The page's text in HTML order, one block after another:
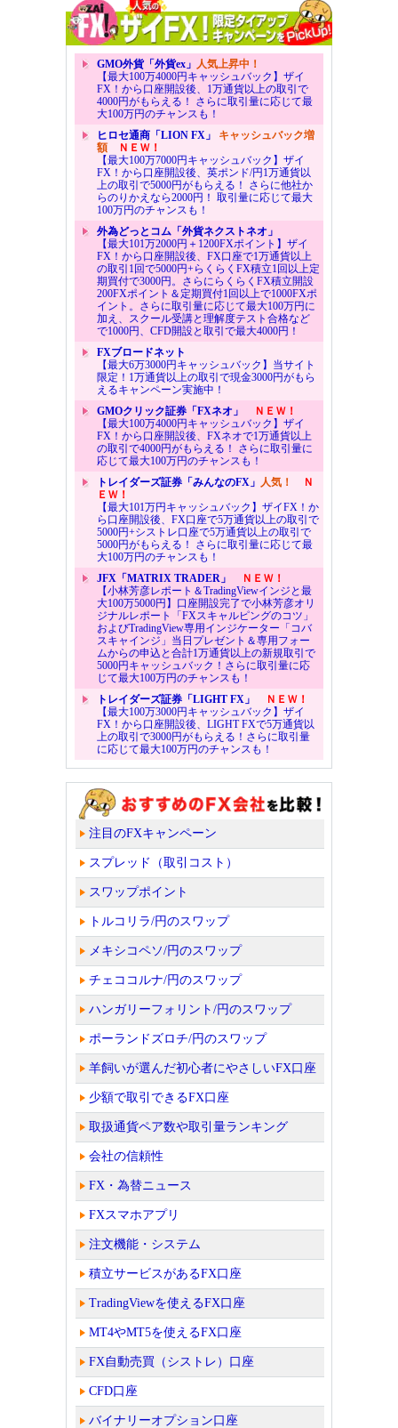
GMO外貨「外貨ex」 人気上昇中！
【最大100万4000円キャッシュバック】ザイ
FX！から口座開設後、1万通貨以上の取引で
4000円がもらえる！ さらに取引量に応じて最
大100万円のチャンスも！
ヒロセ通商「LION FX」 キャッシュバック増
額ＮＥＷ！
【最大100万7000円キャッシュバック】ザイ
FX！から口座開設後、英ポンド/円1万通貨以
上の取引で5000円がもらえる！ さらに他社か
らのりかえなら2000円！ 取引量に応じて最大
100万円のチャンスも！
外為どっとコム「外貨ネクストネオ」
【最大101万2000円＋1200FXポイント】ザイ
FX！から口座開設後、FX口座で1万通貨以上
の取引1回で5000円+らくらくFX積立1回以上定
期買付で3000円。さらにらくらくFX積立開設
200FXポイント＆定期買付1回以上で1000FXポ
イント。さらに取引量に応じて最大100万円に
加え、スクール受講と理解度テスト合格など
で1000円、CFD開設と取引で最大4000円！
FXブロードネット
【最大6万3000円キャッシュバック】当サイト
限定！1万通貨以上の取引で現金3000円がもら
えるキャンペーン実施中！
GMOクリック証券「FXネオ」
ＮＥＷ！
【最大100万4000円キャッシュバック】ザイ
FX！から口座開設後、FXネオで1万通貨以上
の取引で4000円がもらえる！ さらに取引量に
応じて最大100万円のチャンスも！
トレイダーズ証券「みんなのFX」 人気！
Ｎ
ＥＷ！
【最大101万円キャッシュバック】ザイFX！か
ら口座開設後、FX口座で5万通貨以上の取引で
5000円+シストレ口座で5万通貨以上の取引で
5000円がもらえる！ さらに取引量に応じて最
大100万円のチャンスも！
JFX「MATRIX TRADER」
ＮＥＷ！
【小林芳彦レポート＆TradingViewインジと最
大100万5000円】口座開設完了で小林芳彦オリ
ジナルレポート「FXスキャルピングのコツ」
およびTradingView専用インジケーター「コバ
スキャインジ」当日プレゼント＆専用フォー
ムからの申込と合計1万通貨以上の新規取引で
5000円キャッシュバック！さらに取引量に応
じて最大100万円のチャンスも！
トレイダーズ証券「LIGHT FX」
ＮＥＷ！
【最大100万3000円キャッシュバック】ザイ
FX！から口座開設後、LIGHT FXで5万通貨以
上の取引で3000円がもらえる！さらに取引量
に応じて最大100万円のチャンスも！
注目のFXキャンペーン
スプレッド（取引コスト）
スワップポイント
トルコリラ/円のスワップ
メキシコペソ/円のスワップ
チェココルナ/円のスワップ
ハンガリーフォリント/円のスワップ
ポーランドズロチ/円のスワップ
羊飼いが選んだ初心者にやさしいFX口座
少額で取引できるFX口座
取扱通貨ペア数や取引量ランキング
会社の信頼性
FX・為替ニュース
FXスマホアプリ
注文機能・システム
積立サービスがあるFX口座
TradingViewを使えるFX口座
MT4やMT5を使えるFX口座
FX自動売買（シストレ）口座
CFD口座
バイナリーオプション口座